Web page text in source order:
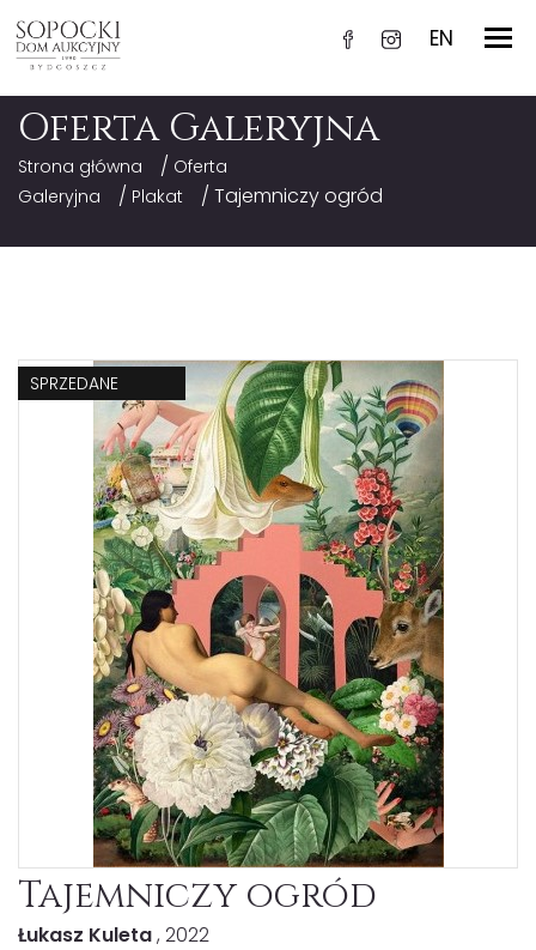
EN
Oferta Galeryjna
Strona główna / Oferta
Galeryjna
/ Plakat / Tajemniczy ogród
SPRZEDANE
Tajemniczy ogród
Łukasz Kuleta, 2022